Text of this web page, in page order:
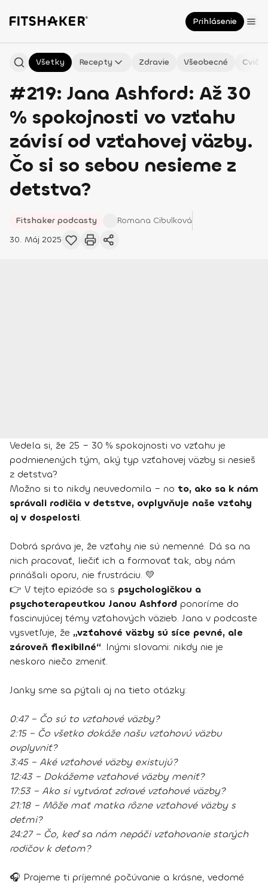
Prihlásenie
Všetky Recepty Zdravie Všeobecné
#219: Jana Ashford: Až 30
% spokojnosti vo vzťahu
závisí od vzťahovej väzby.
Čo si so sebou nesieme z
detstva?
Fitshaker podcasty Romana Cibulková
30. Máj 2025
Vedela si, že 25 – 30 % spokojnosti vo vzťahu je
podmienených tým, aký typ vzťahovej väzby si nesieš
z detstva?
Možno si to nikdy neuvedomila – no to, ako sa k nám
správali rodičia v detstve, ovplyvňuje naše vzťahy
aj v dospelosti.
Dobrá správa je, že vzťahy nie sú nemenné. Dá sa na
nich pracovať, liečiť ich a formovať tak, aby nám
prinášali oporu, nie frustráciu. 💛
👉 V tejto epizóde sa s psychologičkou a
psychoterapeutkou Janou Ashford ponoríme do
fascinujúcej témy vzťahových väzieb. Jana v podcaste
vysvetľuje, že „vzťahové väzby sú síce pevné, ale
zároveň flexibilné“. Inými slovami: nikdy nie je
neskoro niečo zmeniť.
Janky sme sa pýtali aj na tieto otázky:
0:47 – Čo sú to vzťahové väzby?
2:15 – Čo všetko dokáže našu vzťahovú väzbu
ovplyvniť?
3:45 – Aké vzťahové väzby existujú?
12:43 – Dokážeme vzťahové väzby meniť?
17:53 – Ako si vytvárať zdravé vzťahové väzby?
21:18 – Môže mať matka rôzne vzťahové väzby s
deťmi?
24:27 – Čo, keď sa nám nepáči vzťahovanie starých
rodičov k deťom?
🎧 Prajeme ti príjemné počúvanie a krásne, vedomé